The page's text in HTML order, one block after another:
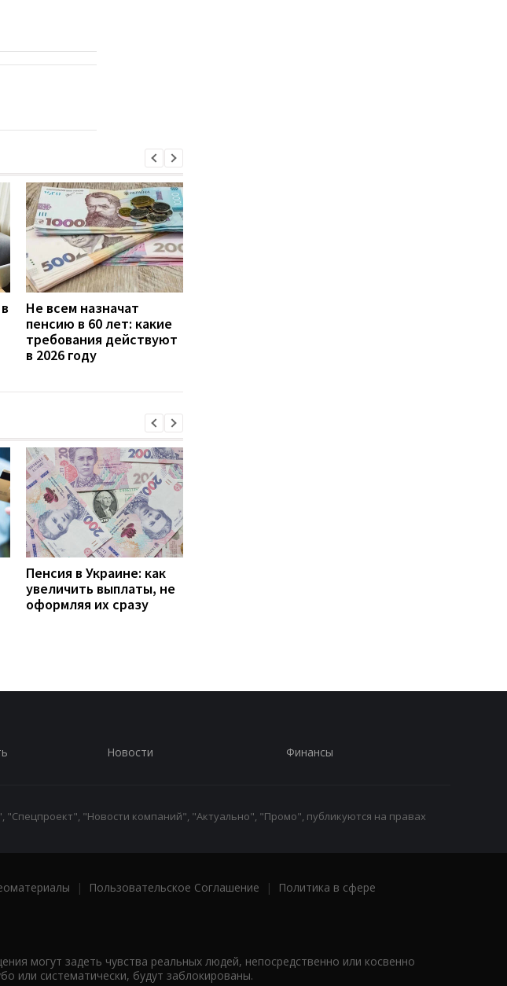
Не всем назначат
пенсию в 60 лет: какие
требования действуют
в 2026 году
Пенсия в Украине: как
увеличить выплаты, не
оформляя их сразу
Новости Финансы
"Новости компаний", "Актуально", "Промо", публикуются на правах
| Пользовательское Соглашение |
Политика в сфере
могут задеть чувства реальных людей, непосредственно или косвенно
или систематически, будут заблокированы.